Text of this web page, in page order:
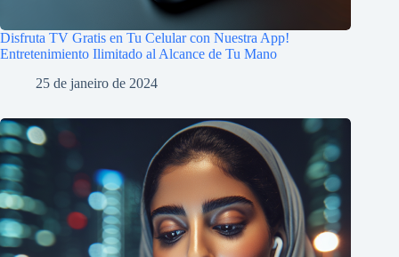
Disfruta TV Gratis en Tu Celular con Nuestra App!
Entretenimiento Ilimitado al Alcance de Tu Mano
25 de janeiro de 2024